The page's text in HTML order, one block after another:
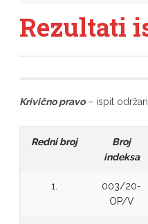
Rezultati
Krivično pravo– ispit održan
Redni broj
Broj
indeksa
1.
003/20-
OP/V